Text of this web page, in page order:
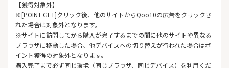
【獲得対象外】
※[POINT GET]クリック後、他のサイトからQoo10の広告をクリックさ
れた場合は対象外となります。
※サイトに訪問してから購入が完了するまでの間に他のサイトや異なる
ブラウザに移動した場合、他デバイスへの切り替えが行われた場合はポ
イント獲得の対象外となります。
購入完了まで必ず同じ環境（同じブラウザ、同じデバイス）を利用くだ